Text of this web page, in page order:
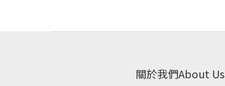
關於我們About Us